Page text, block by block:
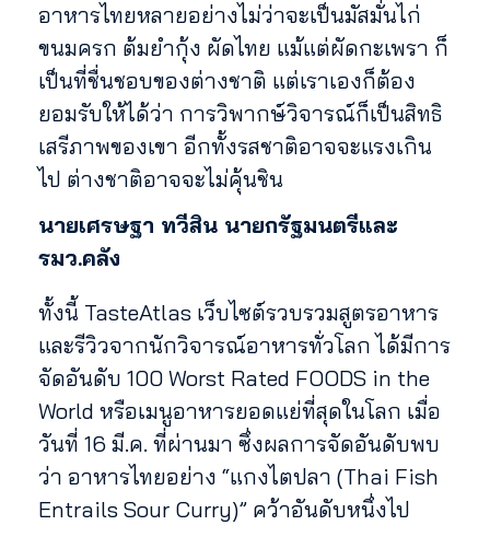
อาหารไทยหลายอย่างไม่ว่าจะเป็นมัสมั่นไก่
ขนมครก ต้มยำกุ้ง ผัดไทย แม้แต่ผัดกะเพรา ก็
เป็นที่ชื่นชอบของต่างชาติ แต่เราเองก็ต้อง
ยอมรับให้ได้ว่า การวิพากษ์วิจารณ์ก็เป็นสิทธิ
เสรีภาพของเขา อีกทั้งรสชาติอาจจะแรงเกิน
ไป ต่างชาติอาจจะไม่คุ้นชิน
นายเศรษฐา ทวีสิน นายกรัฐมนตรีและ
รมว.คลัง
ทั้งนี้ TasteAtlas เว็บไซต์รวบรวมสูตรอาหาร
และรีวิวจากนักวิจารณ์อาหารทั่วโลก ได้มีการ
จัดอันดับ 100 Worst Rated FOODS in the
World หรือเมนูอาหารยอดแย่ที่สุดในโลก เมื่อ
วันที่ 16 มี.ค. ที่ผ่านมา ซึ่งผลการจัดอันดับพบ
ว่า อาหารไทยอย่าง “แกงไตปลา (Thai Fish
Entrails Sour Curry)” คว้าอันดับหนึ่งไป